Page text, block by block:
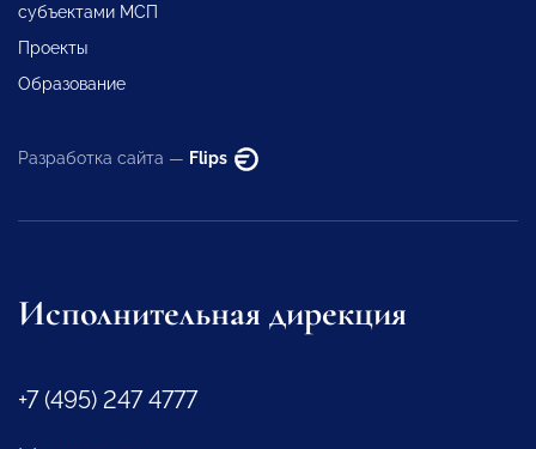
субъектами МСП
Проекты
Образование
Разработка сайта — Flips
Исполнительная дирекция
+7 (495) 247 4777